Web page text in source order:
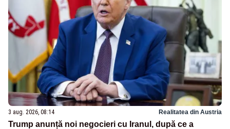
3 aug. 2026, 08:14 Realitatea din Austria
Trump anunță noi negocieri cu Iranul, după ce a